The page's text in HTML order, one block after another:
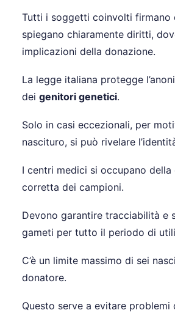
Tutti i soggetti coinvolti firmano
spiegano chiaramente diritti,
implicazioni della donazione.
La legge italiana protegge
dei genitori genetici.
Solo in casi eccezionali, per
nascituro, si può rivelare
I centri medici si occupano della
corretta dei campioni.
Devono garantire tracciabilità e
gameti per tutto il periodo di
C’è un limite massimo di sei
donatore.
Questo serve a evitare problemi